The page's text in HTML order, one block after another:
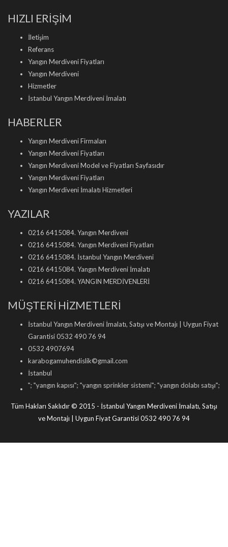
HIZLI ERİŞİM
İletişim
Referans
Yangın Merdiveni Fiyatları
Yangın Merdiveni
Hizmetler
İstanbul Yangın Merdiveni İmalatı
HABERLER
Yangın Merdiveni Firmaları
Yangın Merdiveni Fiyatları
Yangın Merdiveni Model ve Fiyatları Sayfasıdır
Yangın Merdiveni Fiyatları
Yangın Merdiveni İmalatı Hizmetleri
YAZILAR
0216 6415084. Yangın Merdiveni
0216 6415084. Yangın Merdiveni Fiyatları
0216 6415084. İstanbul Yangın Merdiveni
0216 6415084. Yangın Merdiveni İmalatı
0216 6415084. YANGIN MERDİVENLERİ
MÜŞTERİ HİZMETLERİ
İstanbul Yangın Merdiveni İmalatı, Satışı ve Montajı | Uygun Fiyat
Garantisi 0532 490 76 94
0532 4907694
karabogamuhendislik©gmail.com
İstanbul
yangın kapısı"; "yangın sprinkler sistemi"; "yangın dolabı satışı"; "yangın
Tüm Hakları Saklıdır © 2015 - İstanbul Yangın Merdiveni İmalatı, Satışı
ve Montajı | Uygun Fiyat Garantisi 0532 490 76 94